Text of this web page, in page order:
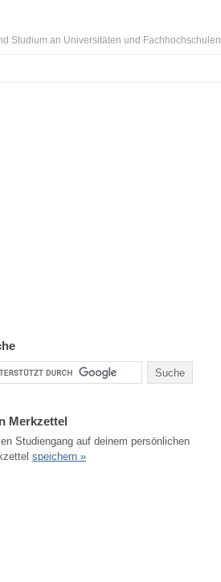
Studium an Universitäten und Fachhochschulen
Merkzettel
Studiengang auf deinem persönlichen
speichern »